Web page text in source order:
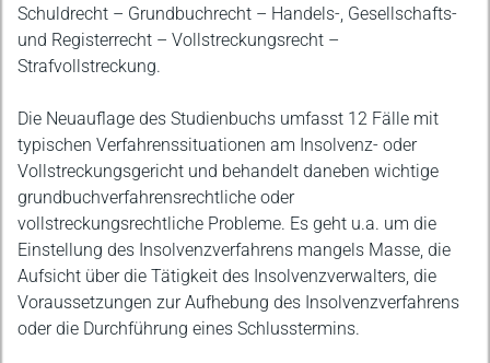
Schuldrecht – Grundbuchrecht – Handels-, Gesellschafts-
und Registerrecht – Vollstreckungsrecht –
Strafvollstreckung.
Die Neuauflage des Studienbuchs umfasst 12 Fälle mit
typischen Verfahrenssituationen am Insolvenz- oder
Vollstreckungsgericht und behandelt daneben wichtige
grundbuchverfahrensrechtliche oder
vollstreckungsrechtliche Probleme. Es geht u.a. um die
Einstellung des Insolvenzverfahrens mangels Masse, die
Aufsicht über die Tätigkeit des Insolvenzverwalters, die
Voraussetzungen zur Aufhebung des Insolvenzverfahrens
oder die Durchführung eines Schlusstermins.